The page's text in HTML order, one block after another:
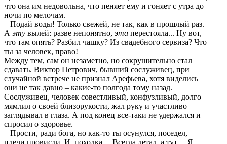
что она им недовольна, что пеняет ему и гоняет с утра до
ночи по мелочам.
– Подай воды! Только свежей, не так, как в прошлый раз.
А эту вылей: разве непонятно, эта перестояла... Ну вот,
что там опять? Разбил чашку? Из свадебного сервиза? Что
ты за человек, право!
Между тем, сам он незаметно, но сокрушительно стал
сдавать. Виктор Петрович, бывший сослуживец, при
случайной встрече не признал Арефьева, хотя виделись
они не так давно – какие-то полгода тому назад.
Сослуживец, человек совестливый, конфузливый, долго
мямлил о своей близорукости, жал руку и участливо
заглядывал в глаза. А под конец все-таки не удержался и
спросил о здоровье.
– Прости, ради бога, но как-то ты осунулся, поседел,
плечи провисли. И походка… Всегда летал, а тут… Я